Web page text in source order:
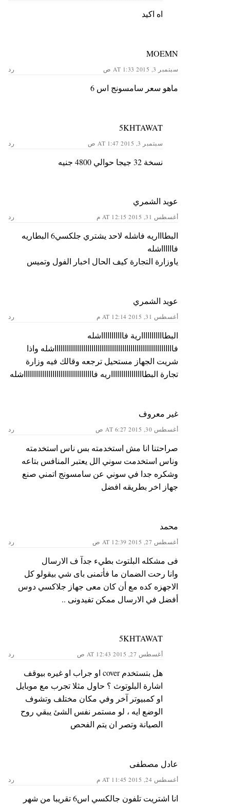
اه اكيد
MOEMN
سبتمبر 3, 2015 AT 1:33 ص رد
ماهو سعر سامسونج اس 6
5KHTAWAT
سبتمبر 3, 2015 AT 1:47 ص رد
نسخة 32 جيجا حوالي 4800 جنيه
عويد الشمري
أغسطس 31, 2015 AT 12:15 م رد
البطاااريه فاشله لاحد يشتري جلكسي6 البطاريه
فااااااشله
ياوزارة التجارة كيف الحال اخبار الفول وتميس
عويد الشمري
أغسطس 31, 2015 AT 12:14 م رد
البطااااااااااارية فاااااااااااشله
فااااااااااااااااااااااااااااااااااااااااااااااااااااااااااشله واذا
شريت الجهاز مستحيل ترجعه وقالك فيه وزارة
تجارة البطااااااااااااااااريه فااااااااااااااااااااااااااااااااااشله
غير معروف
أغسطس 30, 2015 AT 6:27 ص رد
صراحتنا انا مش استخدمته بس ناس استخدمته
وناس استخدمت سوني الل يعتبر المنافس بتاعه
وشكره جدا في سوني عن سامسونج اتمني صنع
جهاز اخر بطريقه افضل
محمد
أغسطس 27, 2015 AT 12:39 ص رد
فى مشكله البلتوث بطيء جدآ ف الارسال
وانا رحت الضمان ما فأتمنى باى شي بيقولو كل
الاجهزه كده مع أن كان معى جهاز جلاكسي دوس
أفضل في الارسال ممكن تفيدونى ..
5KHTAWAT
أغسطس 27, 2015 AT 12:43 ص رد
هل بتستخدم cover او جراب او غيره بيوقف
اشارة البلوتوث ؟ حاول مثلا تجرب مع موبايل
او كمبيوتر آخر وفي مكان مختلف وتشوف
الوضع ايه ، لو مستمر نفس الشئ يبقي روح
الصيانة وتصر ان يتم الفحص
عادل مصطفى
أغسطس 24, 2015 AT 11:45 م رد
انا اشتريت تلفون جالكسي اس6 تقريبا من شهر